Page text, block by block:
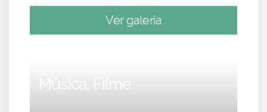
Ver galeria
Música, Filme